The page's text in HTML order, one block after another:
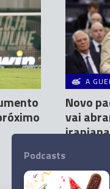
A
Novo
vai
Podcasts